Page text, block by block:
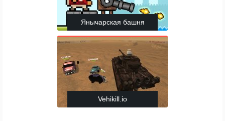
Янычарская башня
Vehikill.io